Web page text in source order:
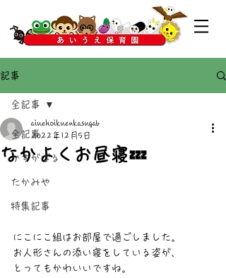
記事
全記事
かすがばる
たかみや
特集記事
全記事
なかよくお昼寝💤
aiuehoikuenkasugab
2022年12月5日
にこにこ組はお部屋で過ごしました。
お人形さんの添い寝をしている姿が、
とってもかわいいですね。